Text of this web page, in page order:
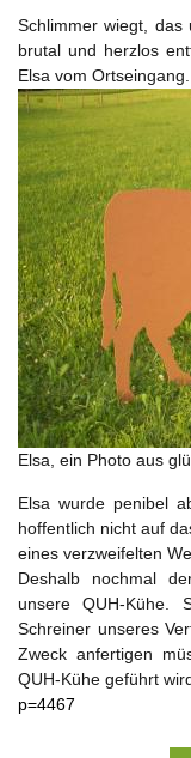
Schlimmer wiegt, das
brutal und herzlos
Elsa vom Ortseingang.
Elsa, ein Photo aus
Elsa wurde penibel
hoffentlich nicht auf
eines verzweifelten
Deshalb nochmal
unsere QUH-Kühe.
Schreiner unseres
Zweck anfertigen
QUH-Kühe geführt
p=4467